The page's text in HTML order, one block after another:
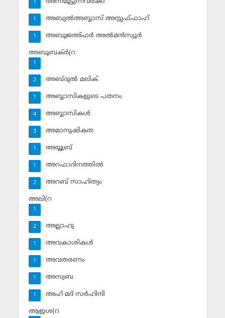
1
അബുല്‍അബ്ബാസ് അസ്സഫ്ഫാഹ്‌
1
അബൂജഅ്ഫര്‍ അല്‍മന്‍സ്വൂര്‍
1
അബൂബക്ര്‍(റ
1
അബ്ദുല്‍ മലിക്‌
2
അബ്ബാസികളുടെ പതനം
1
അബ്ബാസികള്‍
4
അമാനുഷികത
3
അയ്യൂബ്‌
1
അറഫാദിനത്തില്‍
1
അറബ് സാഹിത്യം
2
അലി(റ
1
അല്ലാഹു
2
അവകാശികള്‍
1
അവതരണം
1
അസ്വബ
1
അഹ് മദ് സര്‍ഹിന്ദി
1
ആഇശ(റ